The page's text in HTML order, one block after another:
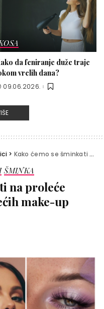
da feniranje duže traje
vrelih dana?
09.06.2026.
> Kako ćemo se šminkati na proleće 2023: Otkrijte 10 vodećih make-up trendova
ŠMINKA
na proleće
make-up